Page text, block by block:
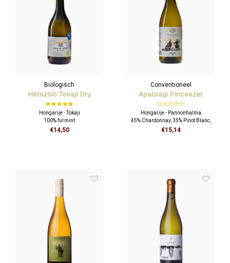
Biologisch
Hétszölö Tokaji Dry
Furmint
Hongarije - Tokaji
100% furmint
€14,50
Conventioneel
Apatsagi Pinceszet
Hemina White
Hongarije - Pannonhalma
45% Chardonnay, 35% Pinot Blanc,
10% Sauvignon Blanc, 10% Viognier
€15,14